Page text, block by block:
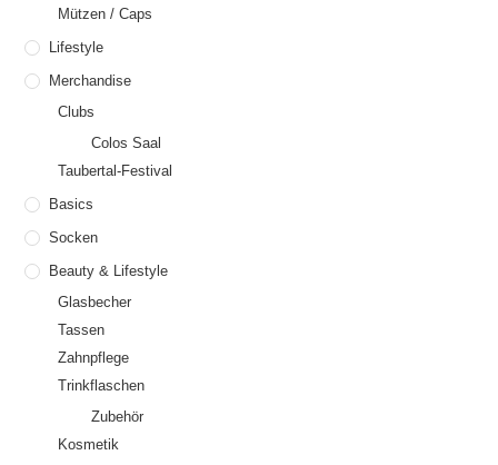
Mützen / Caps
Lifestyle
Merchandise
Clubs
Colos Saal
Taubertal-Festival
Basics
Socken
Beauty & Lifestyle
Glasbecher
Tassen
Zahnpflege
Trinkflaschen
Zubehör
Kosmetik